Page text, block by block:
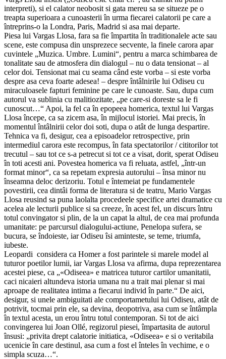
interpreti), si el calator neobosit si gata mereu sa se situeze pe o
treapta superioara a cunoasterii în urma fiecarei calatorii pe care a
întreprins-o la Londra, Paris, Madrid si asa mai departe.
Piesa lui Vargas Llosa, fara sa fie împartita în traditionalele acte sau
scene, este compusa din unsprezece secvente, la finele carora apar
cuvintele „Muzica. Umbre. Lumini“, pentru a marca schimbarea de
tonalitate sau de atmosfera din dialogul – nu o data tensionat – al
celor doi. Tensionat mai cu seama când este vorba – si este vorba
despre asa ceva foarte adesea! – despre întâlnirile lui Odiseu cu
miraculoasele fapturi feminine pe care le cunoaste. Sau, dupa cum
autorul va sublinia cu malitiozitate, „pe care-si doreste sa le fi
cunoscut…“ Apoi, la fel ca în epopeea homerica, textul lui Vargas
Llosa începe, ca sa zicem asa, în mijlocul istoriei. Mai precis, în
momentul întâlnirii celor doi soti, dupa o atât de lunga despartire.
Tehnica va fi, desigur, cea a episoadelor retrospective, prin
intermediul carora este recompus, în fata spectatorilor / cititorilor tot
trecutul – sau tot ce s-a petrecut si tot ce a visat, dorit, sperat Odiseu
în toti acesti ani. Povestea homerica va fi reluata, astfel, „într-un
format minor“, ca sa repetam expresia autorului – însa minor nu
înseamna deloc derizoriu. Totul e întemeiat pe fundamentele
povestirii, cea dintâi forma de literatura si de teatru, Mario Vargas
Llosa reusind sa puna laolalta procedeele specifice artei dramatice cu
acelea ale lecturii publice si sa creeze, în acest fel, un discurs întru
totul convingator si plin, de la un capat la altul, de cea mai profunda
umanitate: pe parcursul dialogului-actiune, Penelopa sufera, se
bucura, se îndoieste, iar Odiseu îsi aminteste, se teme, triumfa,
iubeste.
Leopardi considera ca Homer a fost parintele si marele model al
tuturor poetilor lumii, iar Vargas Llosa va afirma, dupa reprezentarea
acestei piese, ca „«Odiseea» e matricea tuturor cartilor umanitatii,
caci nicaieri altundeva istoria umana nu a trait mai plenar si mai
aproape de realitatea intima a fiecarui individ în parte.“ De aici,
desigur, si unele ambiguitati ale comportametului lui Odiseu, atât de
potrivit, tocmai prin ele, sa devina, deopotriva, asa cum se întâmpla
în textul acesta, un erou întru totul contemporan. Si tot de aici
convingerea lui Joan Ollé, regizorul piesei, împartasita de autorul
însusi: „privita drept calatorie initiatica, «Odiseea» e si o veritabila
ucenicie în care destinul, asa cum a fost el înteles în vechime, e o
simpla scuza…“.